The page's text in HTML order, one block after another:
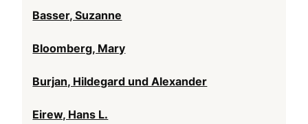
Basser, Suzanne
Bloomberg, Mary
Burjan, Hildegard und Alexander
Eirew, Hans L.